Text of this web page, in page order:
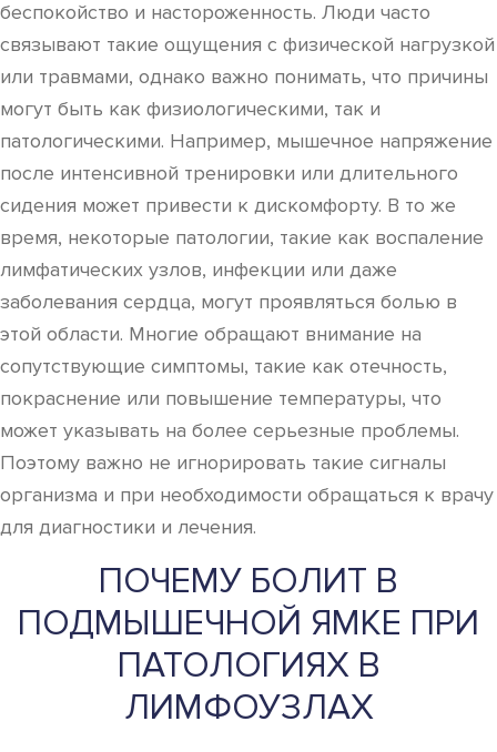
беспокойство и настороженность. Люди часто
связывают такие ощущения с физической нагрузкой
или травмами, однако важно понимать, что причины
могут быть как физиологическими, так и
патологическими. Например, мышечное напряжение
после интенсивной тренировки или длительного
сидения может привести к дискомфорту. В то же
время, некоторые патологии, такие как воспаление
лимфатических узлов, инфекции или даже
заболевания сердца, могут проявляться болью в
этой области. Многие обращают внимание на
сопутствующие симптомы, такие как отечность,
покраснение или повышение температуры, что
может указывать на более серьезные проблемы.
Поэтому важно не игнорировать такие сигналы
организма и при необходимости обращаться к врачу
для диагностики и лечения.
ПОЧЕМУ БОЛИТ В
ПОДМЫШЕЧНОЙ ЯМКЕ ПРИ
ПАТОЛОГИЯХ В
ЛИМФОУЗЛАХ